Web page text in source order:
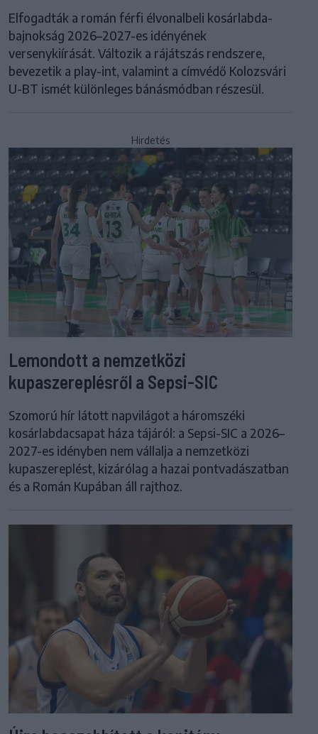
Elfogadták a román férfi élvonalbeli kosárlabda-
bajnokság 2026–2027-es idényének
versenykiírását. Változik a rájátszás rendszere,
bevezetik a play-int, valamint a címvédő Kolozsvári
U-BT ismét különleges bánásmódban részesül.
Hirdetés
Lemondott a nemzetközi
kupaszereplésről a Sepsi-SIC
Szomorú hír látott napvilágot a háromszéki
kosárlabdacsapat háza tájáról: a Sepsi-SIC a 2026–
2027-es idényben nem vállalja a nemzetközi
kupaszereplést, kizárólag a hazai pontvadászatban
és a Román Kupában áll rajthoz.